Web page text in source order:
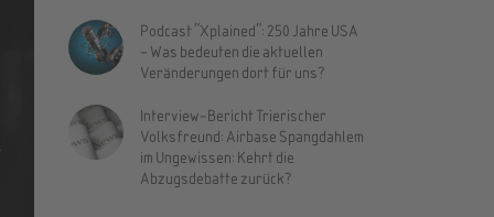
Podcast "Xplained": 250 Jahre USA
– Was bedeuten die aktuellen
Veränderungen dort für uns?
Interview-Bericht Trierischer
Volksfreund: Airbase Spangdahlem
im Ungewissen: Kehrt die
Abzugsdebatte zurück?